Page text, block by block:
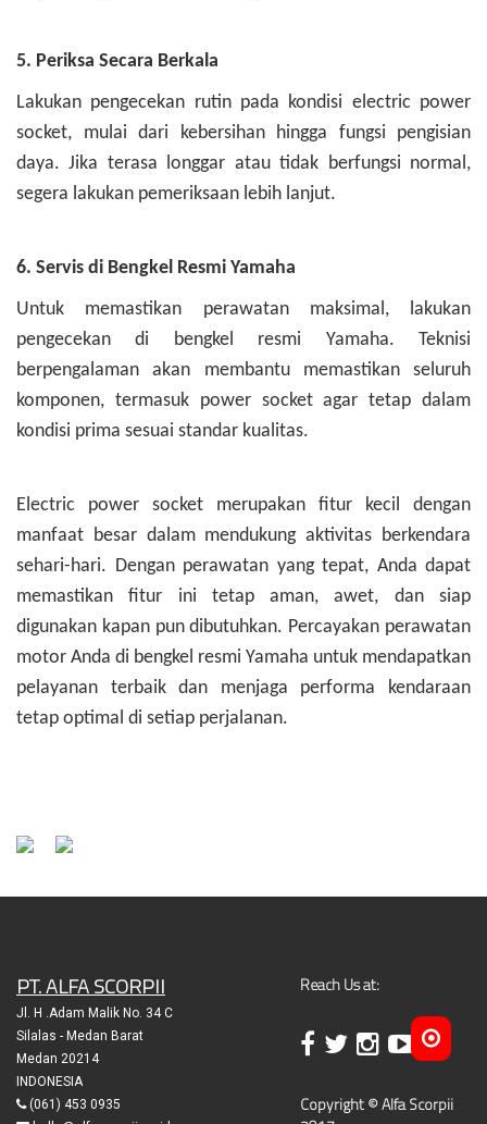
5. Periksa Secara Berkala
Lakukan pengecekan rutin pada kondisi electric power
socket, mulai dari kebersihan hingga fungsi pengisian
daya. Jika terasa longgar atau tidak berfungsi normal,
segera lakukan pemeriksaan lebih lanjut.
6. Servis di Bengkel Resmi Yamaha
Untuk memastikan perawatan maksimal, lakukan
pengecekan di bengkel resmi Yamaha. Teknisi
berpengalaman akan membantu memastikan seluruh
komponen, termasuk power socket agar tetap dalam
kondisi prima sesuai standar kualitas.
Electric power socket merupakan fitur kecil dengan
manfaat besar dalam mendukung aktivitas berkendara
sehari-hari. Dengan perawatan yang tepat, Anda dapat
memastikan fitur ini tetap aman, awet, dan siap
digunakan kapan pun dibutuhkan. Percayakan perawatan
motor Anda di bengkel resmi Yamaha untuk mendapatkan
pelayanan terbaik dan menjaga performa kendaraan
tetap optimal di setiap perjalanan.
PT. ALFA SCORPII
Jl. H .Adam Malik No. 34 C
Silalas - Medan Barat
Medan 20214
INDONESIA
(061) 453 0935
Reach Us at:
Copyright © Alfa Scorpii